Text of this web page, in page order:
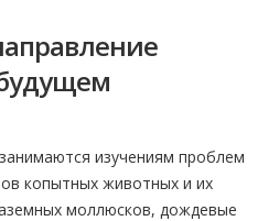
изучениям проблем
копытных животных и их
моллюсков, дождевые